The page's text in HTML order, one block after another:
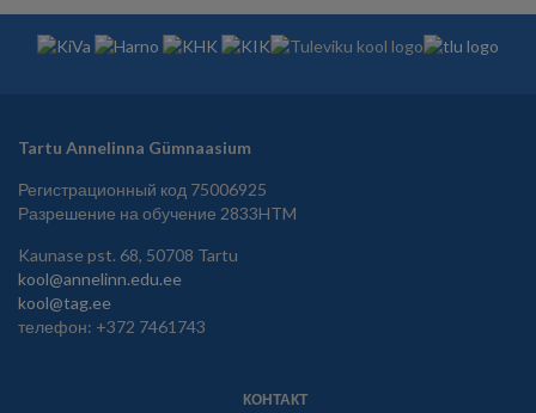
Tartu Annelinna Gümnaasium
Регистрационный код 75006925
Разрешение на обучение 2833HTM
Kaunase pst. 68, 50708 Tartu
kool@annelinn.edu.ee
kool@tag.ee
телефон: +372 7461743
КОНТАКТ